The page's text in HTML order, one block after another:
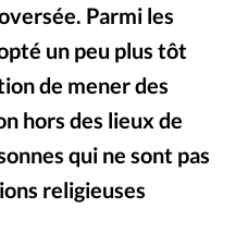
Economie
Liberté religieuse
Politique
Religions
Parmi les
un peu plus tôt
de mener des
hors des lieux de
qui ne sont pas
religieuses